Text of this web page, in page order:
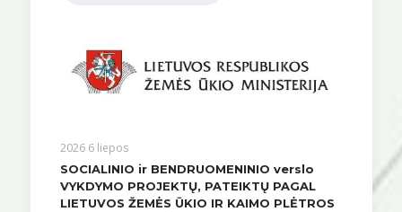
2026 6 liepos
SOCIALINIO ir BENDRUOMENINIO verslo
VYKDYMO PROJEKTŲ, PATEIKTŲ PAGAL
LIETUVOS ŽEMĖS ŪKIO IR KAIMO PLĖTROS